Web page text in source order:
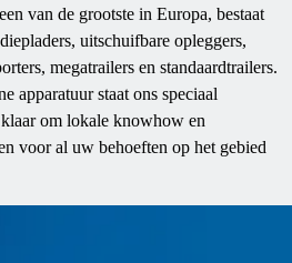
van de grootste in Europa, bestaat
uitschuifbare opleggers,
megatrailers en standaardtrailers.
apparatuur staat ons speciaal
om lokale knowhow en
voor al uw behoeften op het gebied